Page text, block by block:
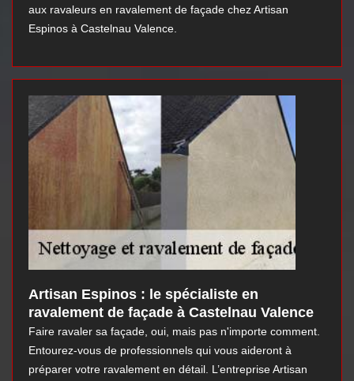
aux ravaleurs en ravalement de façade chez Artisan
Espinos à Castelnau Valence.
Artisan Espinos : le spécialiste en
ravalement de façade à Castelnau Valence
Faire ravaler sa façade, oui, mais pas n'importe comment.
Entourez-vous de professionnels qui vous aideront à
préparer votre ravalement en détail. L’entreprise Artisan